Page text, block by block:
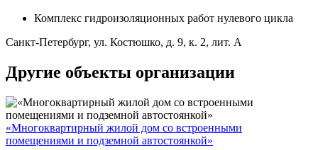
Комплекс гидроизоляционных работ нулевого цикла
Санкт-Петербург, ул. Костюшко, д. 9, к. 2, лит. А
Другие объекты организации
«Многоквартирный жилой дом со встроенными
помещениями и подземной автостоянкой»